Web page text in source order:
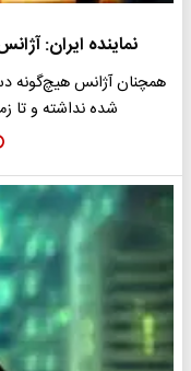
نماینده ایران:
همچنان آژانس هیچ‌گونه
شده نداشته و تا